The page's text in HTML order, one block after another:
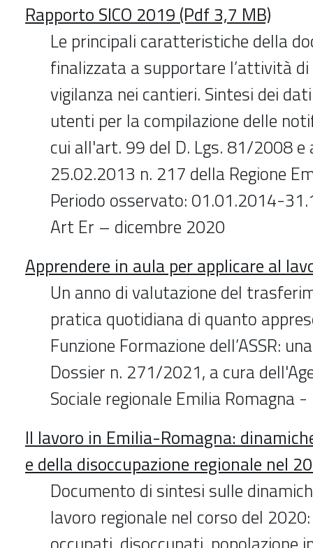
Rapporto SICO 2019 (Pdf 3,7 MB)
Le principali caratteristiche della
finalizzata a supportare l’attività di
vigilanza nei cantieri. Sintesi dei
utenti per la compilazione delle
cui all'art. 99 del D. Lgs. 81/2008 e
25.02.2013 n. 217 della Regione
Periodo osservato: 01.01.2014-
Art Er – dicembre 2020
Apprendere in aula per applicare al
Un anno di valutazione del
pratica quotidiana di quanto
Funzione Formazione dell’ASSR:
Dossier n. 271/2021, a cura
Sociale regionale Emilia Romagna
Il lavoro in Emilia-Romagna:
e della disoccupazione regionale nel
Documento di sintesi sulle
lavoro regionale nel corso del